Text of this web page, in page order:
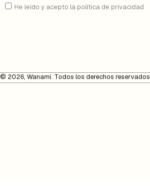
He leído y acepto la política de privacidad
© 2026, Wanami. Todos los derechos reservados